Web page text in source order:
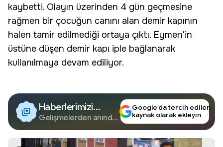
kaybetti. Olayın üzerinden 4 gün geçmesine
rağmen bir çocuğun canını alan demir kapının
halen tamir edilmediği ortaya çıktı. Eymen'in
üstüne düşen demir kapı iple bağlanarak
kullanılmaya devam ediliyor.
Haberlerimizi
Google'da Takip
Edin
Gelişmelerden anında
Google’da tercih edilen
kaynak olarak ekleyin